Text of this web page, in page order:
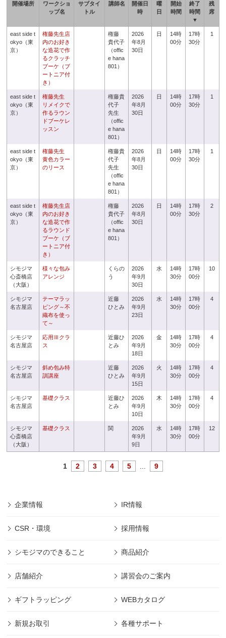
開催場所
ワークショ
ップ名
サブタイ
トル
講師名
開催日
時
曜
日
開始
時間
終了
時間
▼
残
席
east side t
okyo（東
京）
権藤先生店
内のお好き
な造花で作
るクラッチ
ブーケ（ブ
ートニア付
き）
権藤
貴代子
（offic
e hana
801）
2026
年8月
30日
日
14時
00分
17時
30分
1
east side t
okyo（東
京）
権藤先生
リメイクで
作るラウン
ドブーケレ
ッスン
権藤貴
代子
先生
（offic
e hana
801）
2026
年8月
30日
日
14時
00分
17時
30分
1
east side t
okyo（東
京）
権藤先生
黄色カラー
のリース
権藤貴
代子
先生
（offic
e hana
801）
2026
年8月
30日
日
14時
00分
17時
30分
1
east side t
okyo（東
京）
権藤先生店
内のお好き
な造花で作
るラウンド
ブーケ（ブ
ートニア付
き）
権藤
貴代子
（offic
e hana
801）
2026
年8月
30日
日
14時
00分
17時
30分
2
シモジマ
心斎橋店
（大阪）
様々な包み
アレンジ
くらの
う
2026
年9月
30日
水
14時
30分
17時
00分
10
シモジマ
名古屋店
テーマラッ
ピング～不
織布を使っ
て～
近藤
ひとみ
2026
年9月
23日
水
14時
30分
17時
00分
4
シモジマ
名古屋店
応用Ⅲクラ
ス
近藤ひ
とみ
2026
年9月
18日
金
14時
30分
17時
00分
4
シモジマ
名古屋店
斜め包み特
訓講座
近藤
ひとみ
2026
年9月
15日
火
14時
30分
17時
00分
4
シモジマ
名古屋店
基礎クラス
近藤ひ
とみ
2026
年9月
10日
木
14時
30分
17時
00分
4
シモジマ
心斎橋店
（大阪）
基礎クラス 関
2026
年9月
9日
水
14時
30分
17時
00分
12
1 2 3 4 5 9
企業情報 IR情報
CSR・環境 採用情報
シモジマのできること 商品紹介
店舗紹介 講習会のご案内
ギフトラッピング WEBカタログ
新規お取引 各種サポート